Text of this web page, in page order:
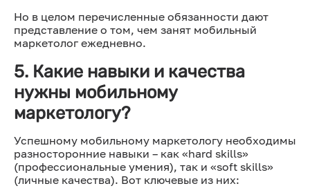
Но в целом перечисленные обязанности дают
представление о том, чем занят мобильный
маркетолог ежедневно.
5. Какие навыки и качества
нужны мобильному
маркетологу?
Успешному мобильному маркетологу необходимы
разносторонние навыки – как «hard skills»
(профессиональные умения), так и «soft skills»
(личные качества). Вот ключевые из них: